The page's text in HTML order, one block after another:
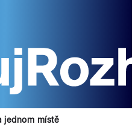
jednom místě